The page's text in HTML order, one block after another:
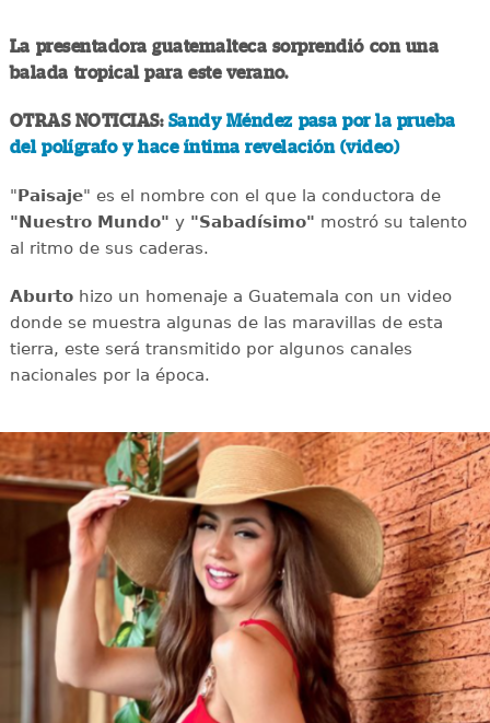
La presentadora guatemalteca sorprendió con una
balada tropical para este verano.
OTRAS NOTICIAS: Sandy Méndez pasa por la prueba
del polígrafo y hace íntima revelación (video)
"Paisaje" es el nombre con el que la conductora de
"Nuestro Mundo" y"Sabadísimo" mostró su talento
al ritmo de sus caderas.
Aburtohizo un homenaje a Guatemala con un video
donde se muestra algunas de las maravillas de esta
tierra, este será transmitido por algunos canales
nacionales por la época.